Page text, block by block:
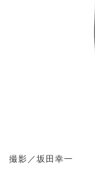
撮影／坂田幸一